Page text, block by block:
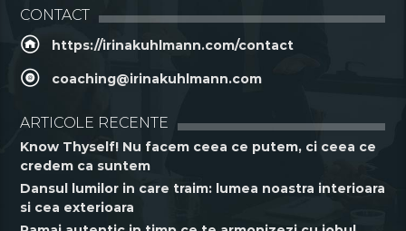
CONTACT
https://irinakuhlmann.com/contact
coaching@irinakuhlmann.com
ARTICOLE RECENTE
Know Thyself! Nu facem ceea ce putem, ci ceea ce
credem ca suntem
Dansul lumilor in care traim: lumea noastra interioara
si cea exterioara